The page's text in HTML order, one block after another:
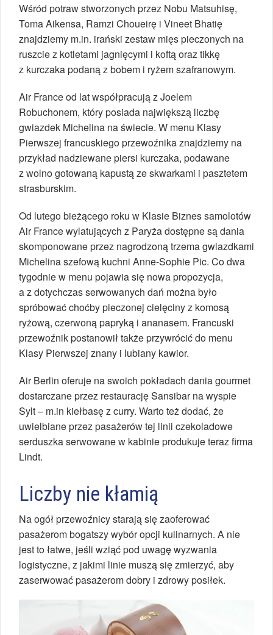
Wśród potraw stworzonych przez Nobu Matsuhisę,
Toma Aikensa, Ramzi Choueirę i Vineet Bhatię
znajdziemy m.in. irański zestaw mięs pieczonych na
ruszcie z kotletami jagnięcymi i koftą oraz tikkę
z kurczaka podaną z bobem i ryżem szafranowym.
Air France od lat współpracują z Joelem
Robuchonem, który posiada największą liczbę
gwiazdek Michelina na świecie. W menu Klasy
Pierwszej francuskiego przewoźnika znajdziemy na
przykład nadziewane piersi kurczaka, podawane
z wolno gotowaną kapustą ze skwarkami i pasztetem
strasburskim.
Od lutego bieżącego roku w Klasie Biznes samolotów
Air France wylatujących z Paryża dostępne są dania
skomponowane przez nagrodzoną trzema gwiazdkami
Michelina szefową kuchni Anne-Sophie Pic. Co dwa
tygodnie w menu pojawia się nowa propozycja,
a z dotychczas serwowanych dań można było
spróbować choćby pieczonej cielęciny z komosą
ryżową, czerwoną papryką i ananasem. Francuski
przewoźnik postanowił także przywrócić do menu
Klasy Pierwszej znany i lubiany kawior.
Air Berlin oferuje na swoich pokładach dania gourmet
dostarczane przez restaurację Sansibar na wyspie
Sylt – m.in kiełbasę z curry. Warto też dodać, że
uwielbiane przez pasażerów tej linii czekoladowe
serduszka serwowane w kabinie produkuje teraz firma
Lindt.
Liczby nie kłamią
Na ogół przewoźnicy starają się zaoferować
pasażerom bogatszy wybór opcji kulinarnych. A nie
jest to łatwe, jeśli wziąć pod uwagę wyzwania
logistyczne, z jakimi linie muszą się zmierzyć, aby
zaserwować pasażerom dobry i zdrowy posiłek.